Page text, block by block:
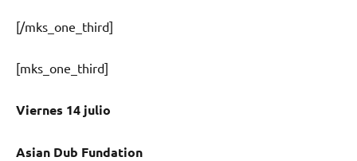
[/mks_one_third]
[mks_one_third]
Viernes 14 julio
Asian Dub Fundation